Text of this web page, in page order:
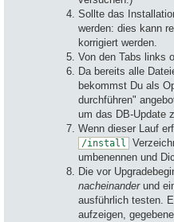
Sollte das
werden: dies kann
korrigiert werden.
Von den Tabs links
Da bereits alle
bekommst Du als
durchführen"
um das DB-Update
Wenn dieser Lauf
/install
umbenennen und
Die vor
nacheinanderund
ausführlich testen.
aufzeigen,